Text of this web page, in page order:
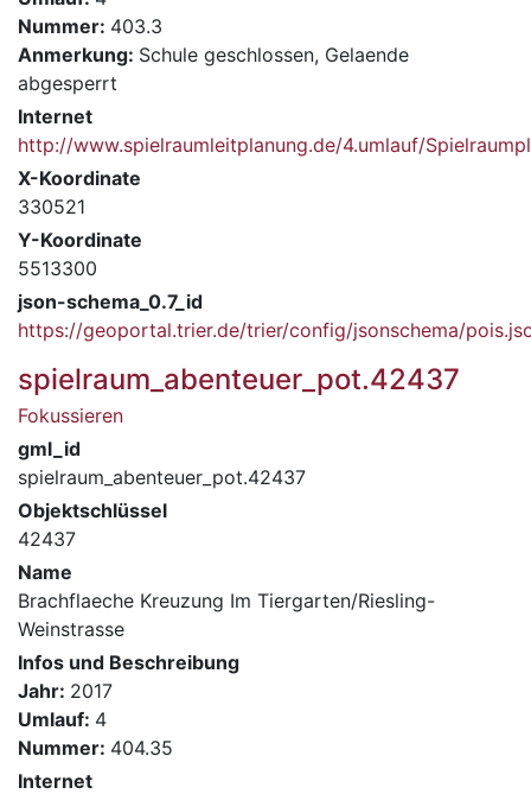
Nummer: 403.3
Anmerkung: Schule geschlossen, Gelaende
abgesperrt
Internet
http://www.spielraumleitplanung.de/4.umlauf/
X-Koordinate
330521
Y-Koordinate
5513300
json-schema_0.7_id
https://geoportal.trier.de/trier/config/jsonschema/
spielraum_abenteuer_pot.42437
Fokussieren
gml_id
spielraum_abenteuer_pot.42437
Objektschlüssel
42437
Name
Brachflaeche Kreuzung Im Tiergarten/Riesling-
Weinstrasse
Infos und Beschreibung
Jahr: 2017
Umlauf: 4
Nummer: 404.35
Internet